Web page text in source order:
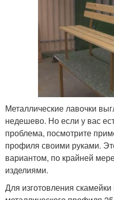
Металлические лавочки
недешево. Но если у вас
проблема, посмотрите
профиля своими руками.
вариантом, по крайней
изделиями.
Для изготовления